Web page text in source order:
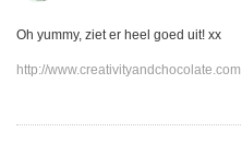
Oh yummy, ziet er heel goed uit! xx
http://www.creativityandchocolate.com